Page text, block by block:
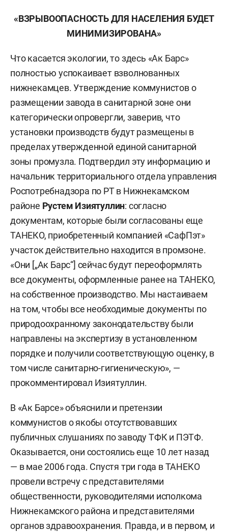
«ВЗРЫВООПАСНОСТЬ ДЛЯ НАСЕЛЕНИЯ БУДЕТ
МИНИМИЗИРОВАНА»
Что касается экологии, то здесь «Ак Барс»
полностью успокаивает взволнованных
нижнекамцев. Утверждение коммунистов о
размещении завода в санитарной зоне они
категорически опровергли, заверив, что
установки производств будут размещены в
пределах утвержденной единой санитарной
зоны промузла. Подтвердил эту информацию и
начальник территориального отдела управления
Роспотребнадзора по РТ в Нижнекамском
районе Рустем Изиятуллин: согласно
документам, которые были согласованы еще
ТАНЕКО, приобретенный компанией «СафПэт»
участок действительно находится в промзоне.
«Они [„Ак Барс“] сейчас будут переоформлять
все документы, оформленные ранее на ТАНЕКО,
на собственное производство. Мы настаиваем
на том, чтобы все необходимые документы по
природоохранному законодательству были
направлены на экспертизу в установленном
порядке и получили соответствующую оценку, в
том числе санитарно-гигиеническую», —
прокомментировал Изиятуллин.
В «Ак Барсе» объяснили и претензии
коммунистов о якобы отсутствовавших
публичных слушаниях по заводу ТФК и ПЭТФ.
Оказывается, они состоялись еще 10 лет назад
— в мае 2006 года. Спустя три года в ТАНЕКО
провели встречу с представителями
общественности, руководителями исполкома
Нижнекамского района и представителями
органов здравоохранения. Правда, и в первом, и